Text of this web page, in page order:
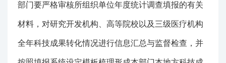
部门要严格审核所组织单位年度统计调查填报的有关
材料，对研究开发机构、高等院校以及三级医疗机构
全年科技成果转化情况进行信息汇总与监督检查，并